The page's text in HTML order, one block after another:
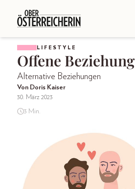
LIFESTYLE
Offene Beziehung
Alternative Beziehungen
Von Doris Kaiser
30. März 2023
3 Min.